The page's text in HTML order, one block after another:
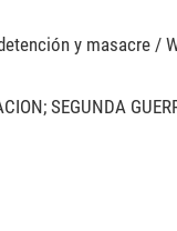
y masacre /
SEGUNDA